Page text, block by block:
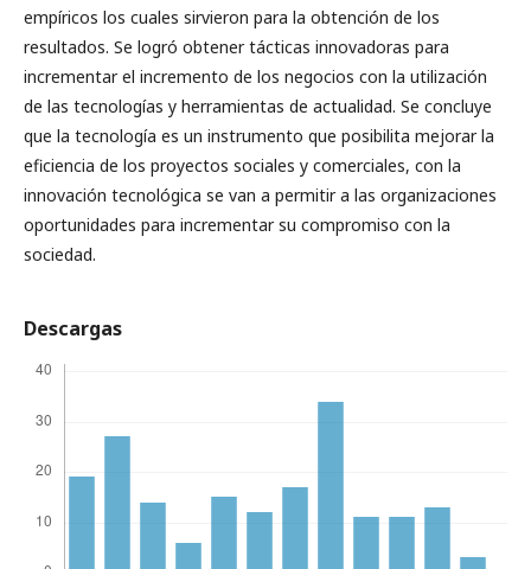
empíricos los cuales sirvieron para la obtención de los
resultados. Se logró obtener tácticas innovadoras para
incrementar el incremento de los negocios con la utilización
de las tecnologías y herramientas de actualidad. Se concluye
que la tecnología es un instrumento que posibilita mejorar la
eficiencia de los proyectos sociales y comerciales, con la
innovación tecnológica se van a permitir a las organizaciones
oportunidades para incrementar su compromiso con la
sociedad.
Descargas